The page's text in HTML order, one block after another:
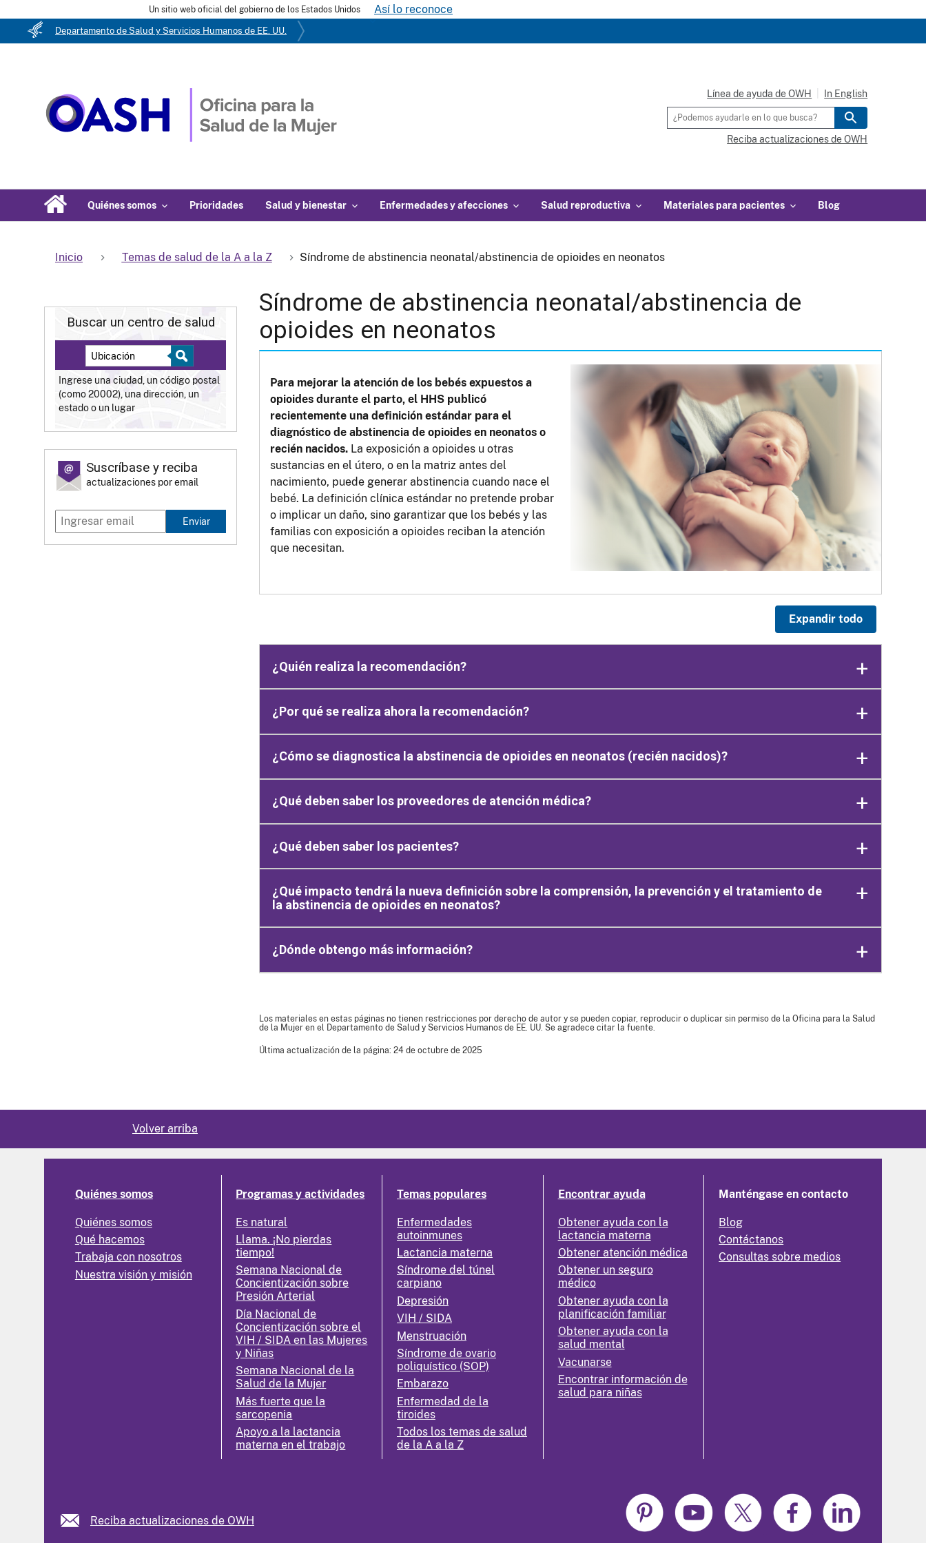
Un sitio web oficial del gobierno de los Estados Unidos Así lo reconoce
Departamento de Salud y Servicios Humanos de EE. UU.
Quiénes somos Prioridades Salud y bienestar Enfermedades y afecciones Salud reproductiva Materiales para pacientes Blog
Línea de ayuda de OWH In English
Reciba actualizaciones de OWH
Inicio Temas de salud de la A a la Z Síndrome de abstinencia neonatal/abstinencia de opioides en neonatos
Buscar un centro de salud
Ingrese una ciudad, un código postal
(como 20002), una dirección, un
estado o un lugar
Suscríbase y reciba
actualizaciones por email
Enviar
Síndrome de abstinencia neonatal/abstinencia de
opioides en neonatos
Para mejorar la atención de los bebés expuestos a
opioides durante el parto, el HHS publicó
recientemente una definición estándar para el
diagnóstico de abstinencia de opioides en neonatos o
recién nacidos. La exposición a opioides u otras
sustancias en el útero, o en la matriz antes del
nacimiento, puede generar abstinencia cuando nace el
bebé. La definición clínica estándar no pretende probar
o implicar un daño, sino garantizar que los bebés y las
familias con exposición a opioides reciban la atención
que necesitan.
Expandir todo
¿Quién realiza la recomendación?
¿Por qué se realiza ahora la recomendación?
¿Cómo se diagnostica la abstinencia de opioides en neonatos (recién nacidos)?
¿Qué deben saber los proveedores de atención médica?
¿Qué deben saber los pacientes?
¿Qué impacto tendrá la nueva definición sobre la comprensión, la prevención y el tratamiento de
la abstinencia de opioides en neonatos?
¿Dónde obtengo más información?
Los materiales en estas páginas no tienen restricciones por derecho de autor y se pueden copiar, reproducir o duplicar sin permiso de la Oficina para la Salud
de la Mujer en el Departamento de Salud y Servicios Humanos de EE. UU. Se agradece citar la fuente.
Última actualización de la página: 24 de octubre de 2025
Volver arriba
Quiénes somos
Quiénes somos
Qué hacemos
Trabaja con nosotros
Nuestra visión y misión
Programas y actividades
Es natural
Llama. ¡No pierdas
tiempo!
Semana Nacional de
Concientización sobre
Presión Arterial
Día Nacional de
Concientización sobre el
VIH / SIDA en las Mujeres
y Niñas
Semana Nacional de la
Salud de la Mujer
Más fuerte que la
sarcopenia
Apoyo a la lactancia
materna en el trabajo
Temas populares
Enfermedades
autoinmunes
Lactancia materna
Síndrome del túnel
carpiano
Depresión
VIH / SIDA
Menstruación
Síndrome de ovario
poliquístico (SOP)
Embarazo
Enfermedad de la
tiroides
Todos los temas de salud
de la A a la Z
Encontrar ayuda
Obtener ayuda con la
lactancia materna
Obtener atención médica
Obtener un seguro
médico
Obtener ayuda con la
planificación familiar
Obtener ayuda con la
salud mental
Vacunarse
Encontrar información de
salud para niñas
Manténgase en contacto
Blog
Contáctanos
Consultas sobre medios
Reciba actualizaciones de OWH